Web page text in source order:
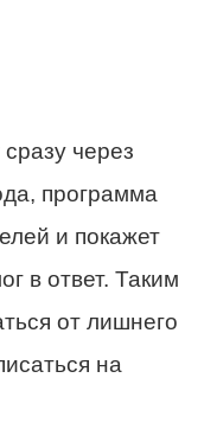
через
программа
и покажет
в ответ. Таким
от лишнего
на